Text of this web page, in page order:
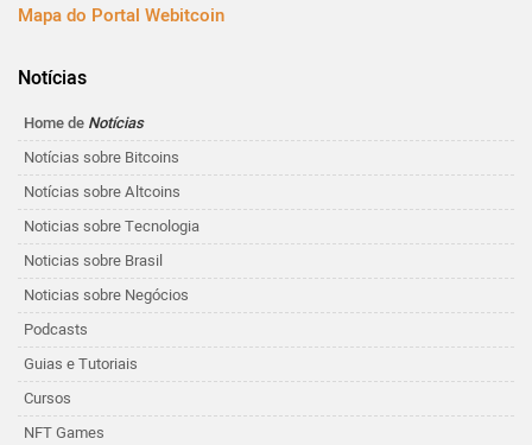
Mapa do Portal Webitcoin
Notícias
Home de Notícias
Notícias sobre Bitcoins
Notícias sobre Altcoins
Noticias sobre Tecnologia
Noticias sobre Brasil
Noticias sobre Negócios
Podcasts
Guias e Tutoriais
Cursos
NFT Games